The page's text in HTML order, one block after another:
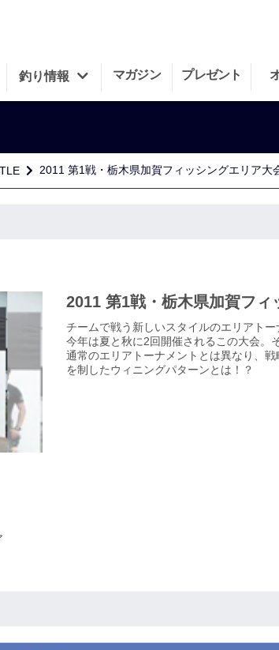
釣り情報 マガジン プレゼント
2011 第1戦・栃木県加賀フィッシングエリア大
2011 第1戦・栃木県加賀フィ
チームで戦う新しいスタイルのエリアトー
今年は夏と秋に2回開催されるこの大会。
通常のエリアトーナメントとは異なり、
を制したウィニングパターンとは！？